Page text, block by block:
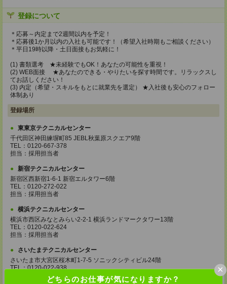
どちらのお仕事が気になりますか？
×
登録について
＊応募～内定まで2週間以内を予定！
＊応募後1か月以内の入社も可能です！（希望入社時期もご相談ください）
＊平日19時以降・土日面接もお気軽に！
(1) 書類選考 ★未経験でもOK！あなたの可能性を重視！
(2) WEB面接 ★あなたのできる・やりたいを探す時間です。リラックスし
てお話しください！
(3) 内定（希望・スキルをもとに就業先を選定） ★入社後も安心のフォロー
体制あり
登録場所
東東京テクニカルセンター
千代田区神田練塀町85 JEBL秋葉原スクエア9階
TEL：0120-667-378
担当：採用担当者
新宿テクニカルセンター
新宿区西新宿1-6-1 新宿エルタワー6階
TEL：0120-272-022
担当：採用担当者
横浜テクニカルセンター
横浜市西区みなとみらい2-2-1 横浜ランドマークタワー13階
TEL：0120-022-624
担当：採用担当者
さいたまテクニカルセンター
さいたま市大宮区桜木町1-7-5 ソニックシティビル24階
TEL：0120-022-938
担当：採用担当者